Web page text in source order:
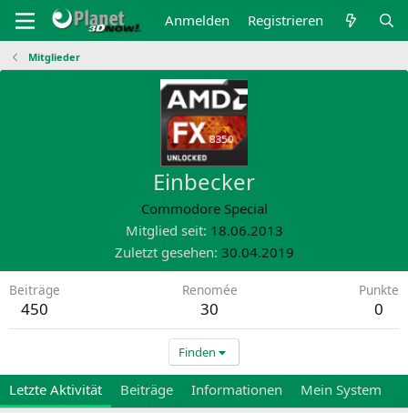
Anmelden Registrieren
Mitglieder
Einbecker
Commodore Special
Mitglied seit 18.06.2013
Zuletzt gesehen 30.04.2019
Beiträge
450
Renomée
30
Punkte
0
Finden
Letzte Aktivität Beiträge Informationen Mein System